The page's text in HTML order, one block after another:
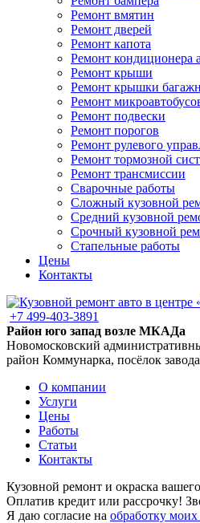
Ремонт вмятин
Ремонт дверей
Ремонт капота
Ремонт кондиционера
Ремонт крыши
Ремонт крышки
Ремонт
Ремонт подвески
Ремонт порогов
Ремонт рулевого
Ремонт тормозной
Ремонт трансмиссии
Сварочные работы
Сложный кузовной
Средний кузовной
Срочный кузовной
Стапельные работы
Цены
Контакты
+7 499-403-3891
Район юго запад возле МКАДа
Новомосковский
район Коммунарка, посёлок
О компании
Услуги
Цены
Работы
Статьи
Контакты
Кузовной ремонт и окраска
Оплатив кредит или рассрочку!
Я даю согласие на обработку